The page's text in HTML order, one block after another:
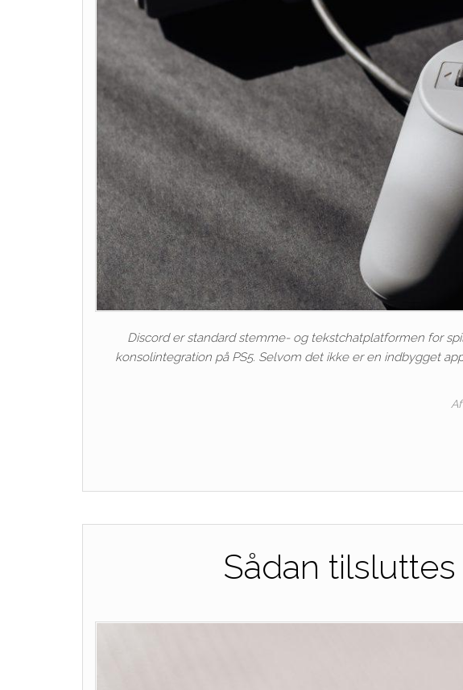
Discord er standard stemme- og tekstchatplatformen for
konsolintegration på PS5. Selvom det ikke er en indbygget
Af
Sådan